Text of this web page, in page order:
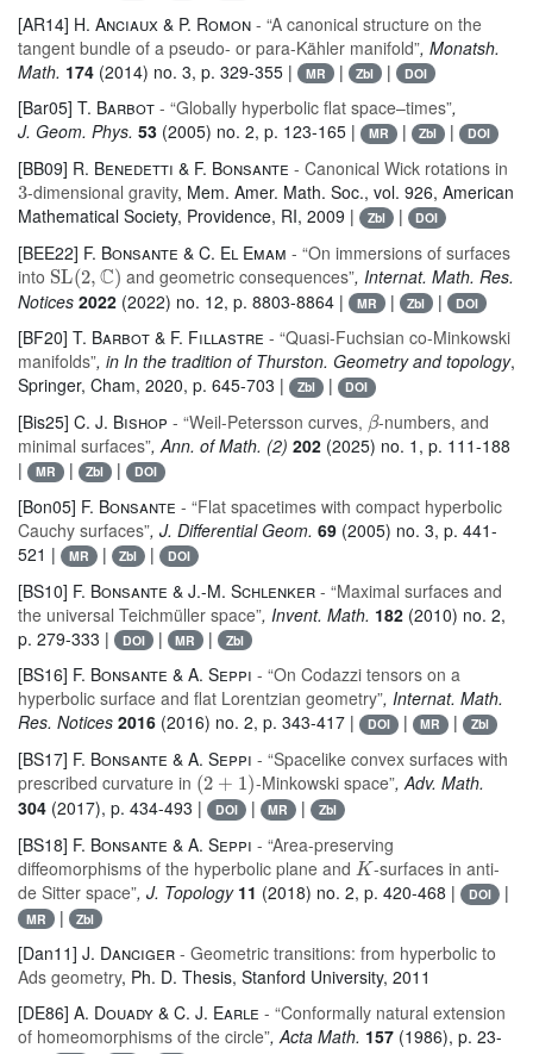
[AR14] H. Anciaux & P. Romon - “A canonical structure on the
tangent bundle of a pseudo- or para-Kähler manifold”, Monatsh.
Math. 174 (2014) no. 3, p. 329-355 | MR | Zbl | DOI
[Bar05] T. Barbot - “Globally hyperbolic flat space–times”,
J. Geom. Phys. 53 (2005) no. 2, p. 123-165 | MR | Zbl | DOI
[BB09] R. Benedetti & F. Bonsante - Canonical Wick rotations in
3-dimensional gravity, Mem. Amer. Math. Soc., vol. 926, American
Mathematical Society, Providence, RI, 2009 |
Zbl | DOI
[BEE22] F. Bonsante & C. El Emam - “On immersions of surfaces
into SL(2, ℂ) and geometric consequences”, Internat. Math. Res.
Notices 2022 (2022) no. 12, p. 8803-8864 | MR | Zbl | DOI
[BF20] T. Barbot & F. Fillastre - “Quasi-Fuchsian co-Minkowski
manifolds”, in In the tradition of Thurston. Geometry and topology,
Springer, Cham, 2020, p. 645-703 |
Zbl | DOI
[Bis25] C. J. Bishop - “Weil-Petersson curves, β-numbers, and
minimal surfaces”, Ann. of Math. (2) 202 (2025) no. 1, p. 111-188
|
MR | Zbl | DOI
[Bon05] F. Bonsante - “Flat spacetimes with compact hyperbolic
Cauchy surfaces”, J. Differential Geom. 69 (2005) no. 3, p. 441-
521 |
MR | Zbl | DOI
[BS10] F. Bonsante & J.-M. Schlenker - “Maximal surfaces and
the universal Teichmüller space”, Invent. Math. 182 (2010) no. 2,
p. 279-333 |
DOI | MR | Zbl
[BS16] F. Bonsante & A. Seppi - “On Codazzi tensors on a
hyperbolic surface and flat Lorentzian geometry”, Internat. Math.
Res. Notices 2016 (2016) no. 2, p. 343-417 | DOI | MR | Zbl
[BS17] F. Bonsante & A. Seppi - “Spacelike convex surfaces with
prescribed curvature in (2+1) -Minkowski space”, Adv. Math.
304 (2017), p. 434-493 | DOI | MR | Zbl
[BS18] F. Bonsante & A. Seppi - “Area-preserving
diffeomorphisms of the hyperbolic plane and K-surfaces in anti-
de Sitter space”, J. Topology11 (2018) no. 2, p. 420-468 | DOI |
MR | Zbl
[Dan11] J. Danciger - Geometric transitions: from hyperbolic to
Ads geometry, Ph. D. Thesis, Stanford University, 2011
[DE86] A. Douady & C. J. Earle - “Conformally natural extension
of homeomorphisms of the circle”, Acta Math. 157 (1986), p. 23-